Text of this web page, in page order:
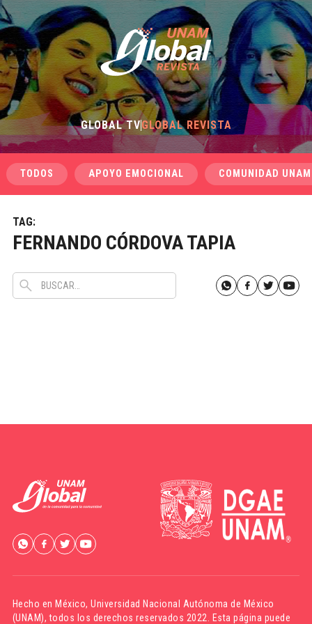
GLOBAL TVGLOBAL REVISTA
TODOS APOYO EMOCIONAL COMUNIDAD UNAM
TAG:
FERNANDO CÓRDOVA TAPIA
Hecho en México,Universidad Nacional Autónoma de México
(UNAM), todos los derechos reservados 2022. Esta página puede